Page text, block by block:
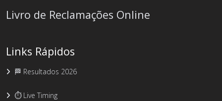
Livro de Reclamações Online
Links Rápidos
🏁 Resultados 2026
⏱️ Live Timing